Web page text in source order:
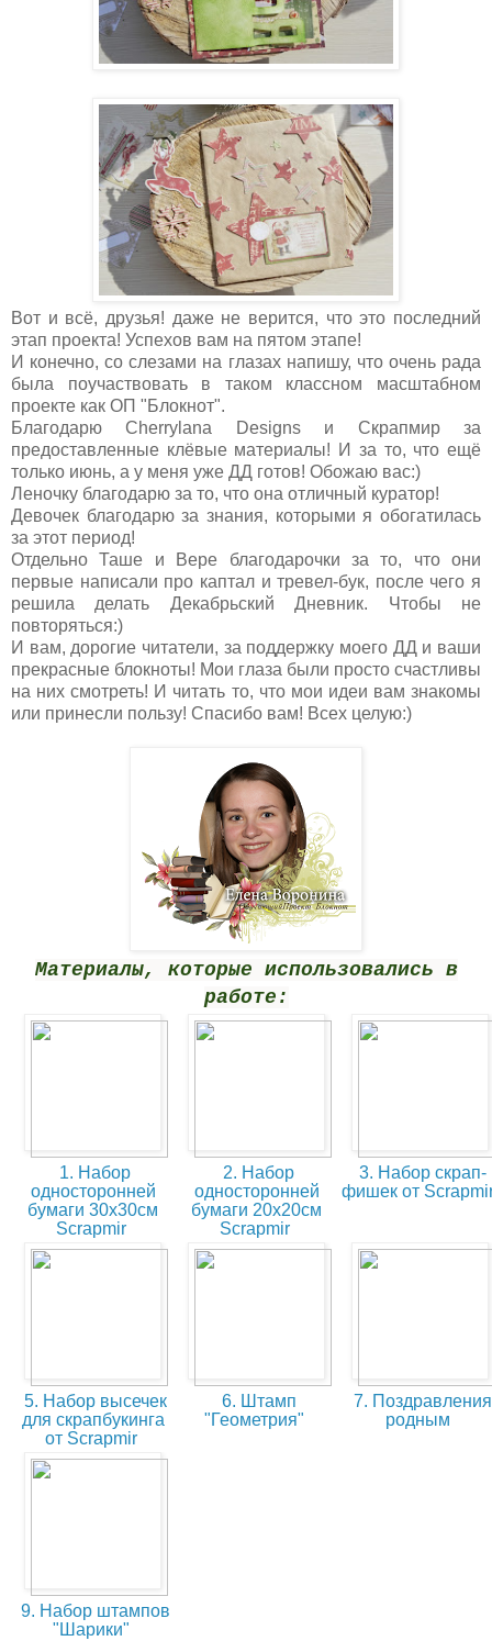
Вот и всё, друзья! даже не верится, что это последний
этап проекта! Успехов вам на пятом этапе!
И конечно, со слезами на глазах напишу, что очень рада
была поучаствовать в таком классном масштабном
проекте как ОП "Блокнот".
Благодарю Cherrylana Designs и Скрапмир за
предоставленные клёвые материалы! И за то, что ещё
только июнь, а у меня уже ДД готов! Обожаю вас:)
Леночку благодарю за то, что она отличный куратор!
Девочек благодарю за знания, которыми я обогатилась
за этот период!
Отдельно Таше и Вере благодарочки за то, что они
первые написали про каптал и тревел-бук, после чего я
решила делать Декабрьский Дневник. Чтобы не
повторяться:)
И вам, дорогие читатели, за поддержку моего ДД и ваши
прекрасные блокноты! Мои глаза были просто счастливы
на них смотреть! И читать то, что мои идеи вам знакомы
или принесли пользу! Спасибо вам! Всех целую:)
Материалы, которые использовались в
работе:
1. Набор
односторонней
бумаги 30х30см
Scrapmir
2. Набор
односторонней
бумаги 20х20см
Scrapmir
3. Набор скрап-
фишек от
5. Набор высечек
для скрапбукинга
от Scrapmir
6. Штамп
"Геометрия"
7. Поздравления
родным
9. Набор штампов
"Шарики"